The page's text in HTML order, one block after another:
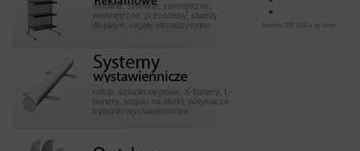
mobilne, świetlne, zewnętrzne,
wewnętrzne, prezentery, standy,
displaye, regały ekspozycyjne
Systemy
wystawiennicze
rollup, ścianki targowe, X-banery, L-
banery, stojaki na ulotki, potykacze,
trybunki wystawiennicze
Joomla SEF URLs by Artio